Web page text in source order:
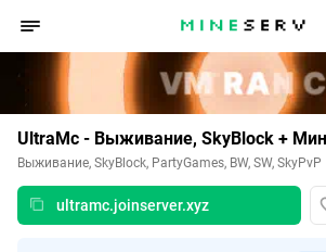
UltraMc - Выживание, SkyBlock +
Выживание, SkyBlock, PartyGames, BW, SW, SkyPvP
ultramc.joinserver.xyz